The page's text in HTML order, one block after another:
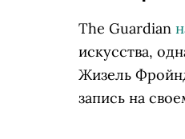
The Guardian
искусства,
Жизель
запись на